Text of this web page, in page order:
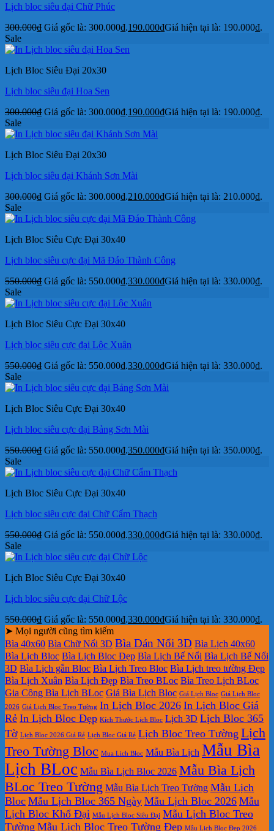
Lịch bloc siêu đại Chữ Phúc
300.000₫ Giá gốc là: 300.000₫.190.000₫Giá hiện tại là: 190.000₫.
Sale
Lịch Bloc Siêu Đại 20x30
Lịch bloc siêu đại Hoa Sen
300.000₫ Giá gốc là: 300.000₫.190.000₫Giá hiện tại là: 190.000₫.
Sale
Lịch Bloc Siêu Đại 20x30
Lịch bloc siêu đại Khánh Sơn Mài
300.000₫ Giá gốc là: 300.000₫.210.000₫Giá hiện tại là: 210.000₫.
Sale
Lịch Bloc Siêu Cực Đại 30x40
Lịch bloc siêu cực đại Mã Đáo Thành Công
550.000₫ Giá gốc là: 550.000₫.330.000₫Giá hiện tại là: 330.000₫.
Sale
Lịch Bloc Siêu Cực Đại 30x40
Lịch bloc siêu cực đại Lộc Xuân
550.000₫ Giá gốc là: 550.000₫.330.000₫Giá hiện tại là: 330.000₫.
Sale
Lịch Bloc Siêu Cực Đại 30x40
Lịch bloc siêu cực đại Bảng Sơn Mài
550.000₫ Giá gốc là: 550.000₫.350.000₫Giá hiện tại là: 350.000₫.
Sale
Lịch Bloc Siêu Cực Đại 30x40
Lịch bloc siêu cực đại Chữ Cẩm Thạch
550.000₫ Giá gốc là: 550.000₫.330.000₫Giá hiện tại là: 330.000₫.
Sale
Lịch Bloc Siêu Cực Đại 30x40
Lịch bloc siêu cực đại Chữ Lộc
550.000₫ Giá gốc là: 550.000₫.330.000₫Giá hiện tại là: 330.000₫.
➤ Mọi người cũng tìm kiếm
Bìa 40x60 Bìa Chữ Nổi 3D Bìa Dán Nổi 3D Bìa Lịch 40x60
Bìa Lịch Bloc Bìa Lịch Bloc Đẹp Bìa Lịch Bế Nổi Bìa Lịch Bế Nổi
3D Bìa Lịch gắn Bloc Bìa Lịch Treo Bloc Bìa Lịch treo tường Đẹp
Bìa Lịch Xuân Bìa Lịch Đẹp Bìa Treo BLoc Bìa Treo Lịch BLoc
Gia Công Bìa Lịch BLoc Giá Bìa Lịch Bloc Giá Lịch Bloc Giá Lịch Bloc
2026 Giá Lịch Bloc Treo Tường In Lịch Bloc 2026 In Lịch Bloc Giá
Rẻ In Lịch Bloc Đẹp Kích Thước Lịch Bloc Lịch 3D Lịch Bloc 365
Tờ Lịch Bloc 2026 Giá Rẻ Lịch Bloc Giá Rẻ Lịch Bloc Treo Tường Lịch
Treo Tường Bloc Mua Lich Bloc Mẫu Bìa Lịch Mẫu Bìa
Lịch BLoc Mẫu Bìa Lịch Bloc 2026 Mẫu Bìa Lịch
BLoc Treo Tường Mẫu Bìa Lịch Treo Tường Mẫu Lịch
Bloc Mẫu Lịch Bloc 365 Ngày Mẫu Lịch Bloc 2026 Mẫu
Lịch Bloc Khổ Đại Mẫu Lịch Bloc Siêu Đại Mẫu Lịch Bloc Treo
Tường Mẫu Lịch Bloc Treo Tường Đẹp Mẫu Lịch Bloc Đẹp 2026